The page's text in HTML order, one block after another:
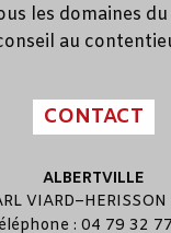
les domaines
au
CONTACT
ALBERTVILLE
VIARD–
: 04 79 32